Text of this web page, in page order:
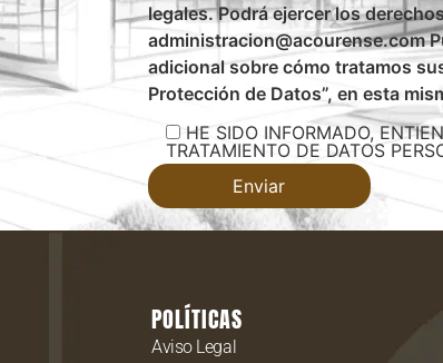
legales. Podrá ejercer los
administracion@acourense.com
adicional sobre cómo tratamos
Protección de Datos”, en esta
HE SIDO INFORMADO,
TRATAMIENTO DE DATOS
POLÍTICAS
Aviso Legal